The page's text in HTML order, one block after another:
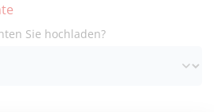
Sie hochladen?